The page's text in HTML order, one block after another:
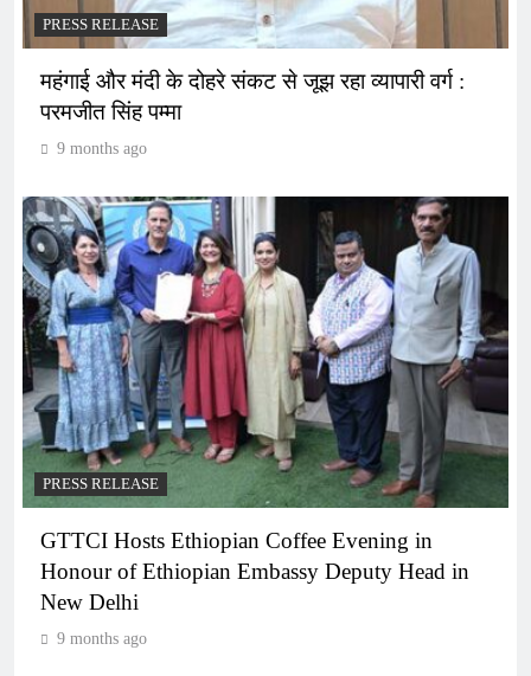
PRESS RELEASE
महंगाई और मंदी के दोहरे संकट से जूझ रहा व्यापारी वर्ग :
परमजीत सिंह पम्मा
9 months ago
PRESS RELEASE
GTTCI Hosts Ethiopian Coffee Evening in
Honour of Ethiopian Embassy Deputy Head in
New Delhi
9 months ago